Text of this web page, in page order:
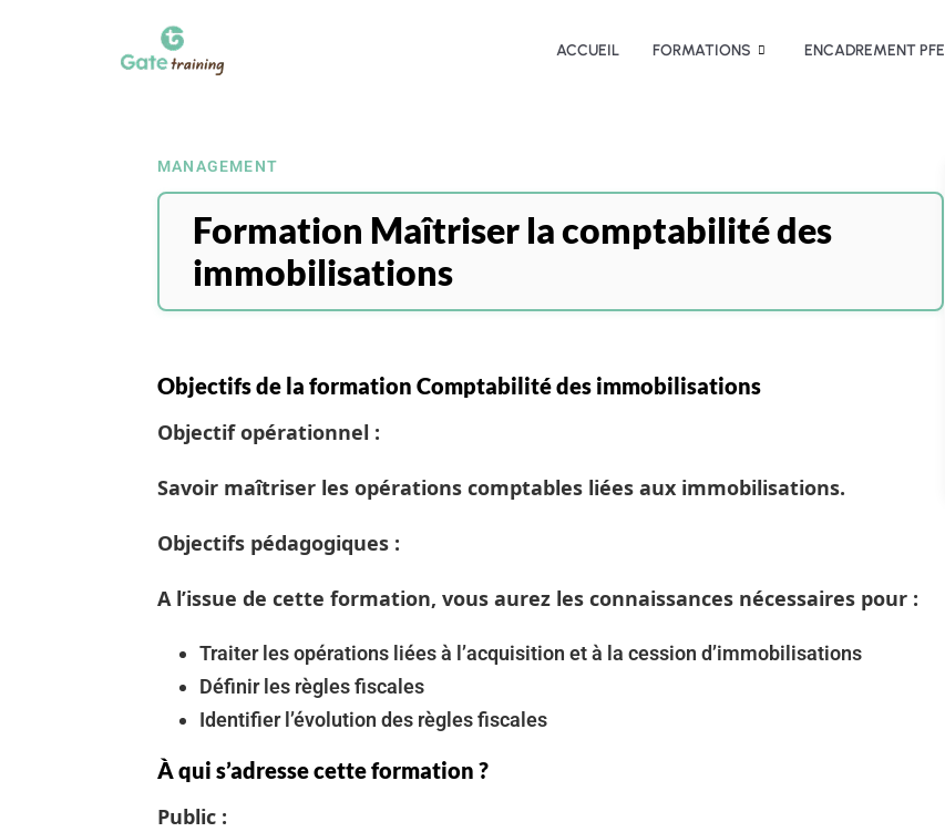
ACCUEIL FORMATIONS ENCADREMENT PFE
MANAGEMENT
Formation Maîtriser la comptabilité des
immobilisations
Objectifs de la formation Comptabilité des immobilisations
Objectif opérationnel :
Savoir maîtriser les opérations comptables liées aux immobilisations.
Objectifs pédagogiques :
A l’issue de cette formation, vous aurez les connaissances nécessaires pour :
Traiter les opérations liées à l’acquisition et à la cession d’immobilisations
Définir les règles fiscales
Identifier l’évolution des règles fiscales
À qui s’adresse cette formation ?
Public :